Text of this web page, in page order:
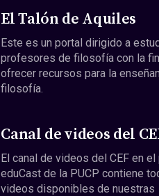
El Talón de Aquiles
Este es un portal dirigido a
profesores de filosofía con la
ofrecer recursos para la
filosofía.
Canal de videos del
El canal de videos del CEF en el
eduCast de la PUCP contiene
videos disponibles de nuestras